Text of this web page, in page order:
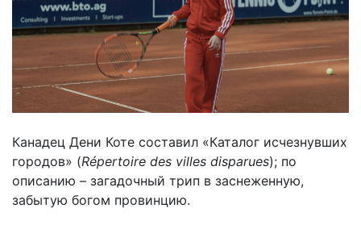
Канадец Дени Коте составил «Каталог исчезнувших
городов» (Répertoire des villes disparues); по
описанию – загадочный трип в заснеженную,
забытую богом провинцию.